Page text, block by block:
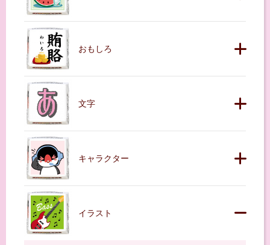
おもしろ
文字
キャラクター
イラスト